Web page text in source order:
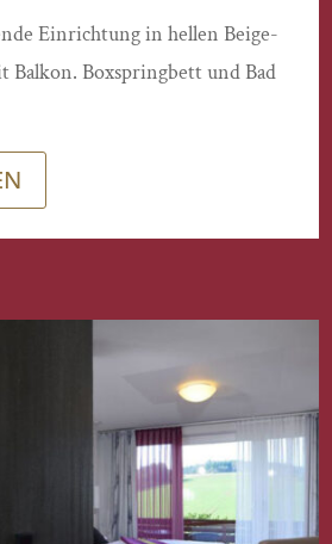
Einrichtung in hellen Beige-
Balkon. Boxspringbett und Bad